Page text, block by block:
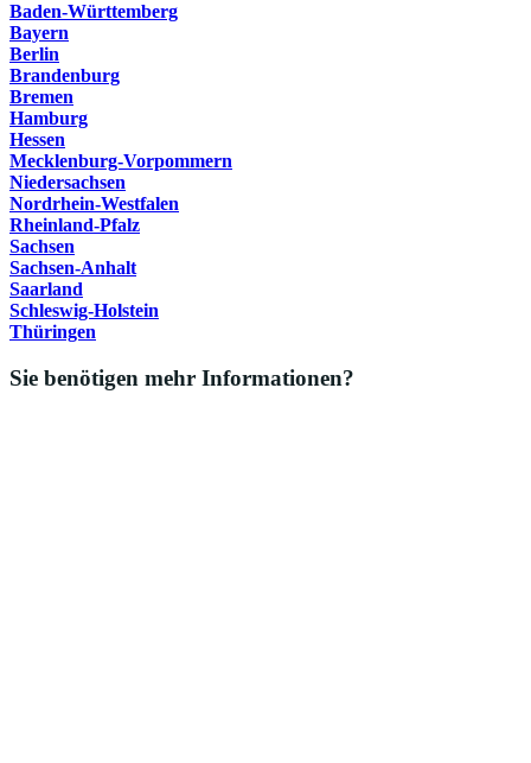
Baden-Württemberg
Bayern
Berlin
Brandenburg
Bremen
Hamburg
Hessen
Mecklenburg-Vorpommern
Niedersachsen
Nordrhein-Westfalen
Rheinland-Pfalz
Sachsen
Sachsen-Anhalt
Saarland
Schleswig-Holstein
Thüringen
Sie benötigen mehr Informationen?